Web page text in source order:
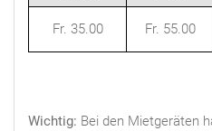
Fr. 35.00 Fr. 55.00
Wichtig: Bei den Mietgeräten